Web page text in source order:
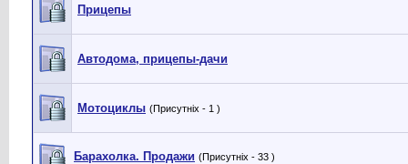
Прицепы
Автодома, прицепы-дачи
Мотоциклы (Присутніх - 1 )
Барахолка. Продажи (Присутніх - 33 )